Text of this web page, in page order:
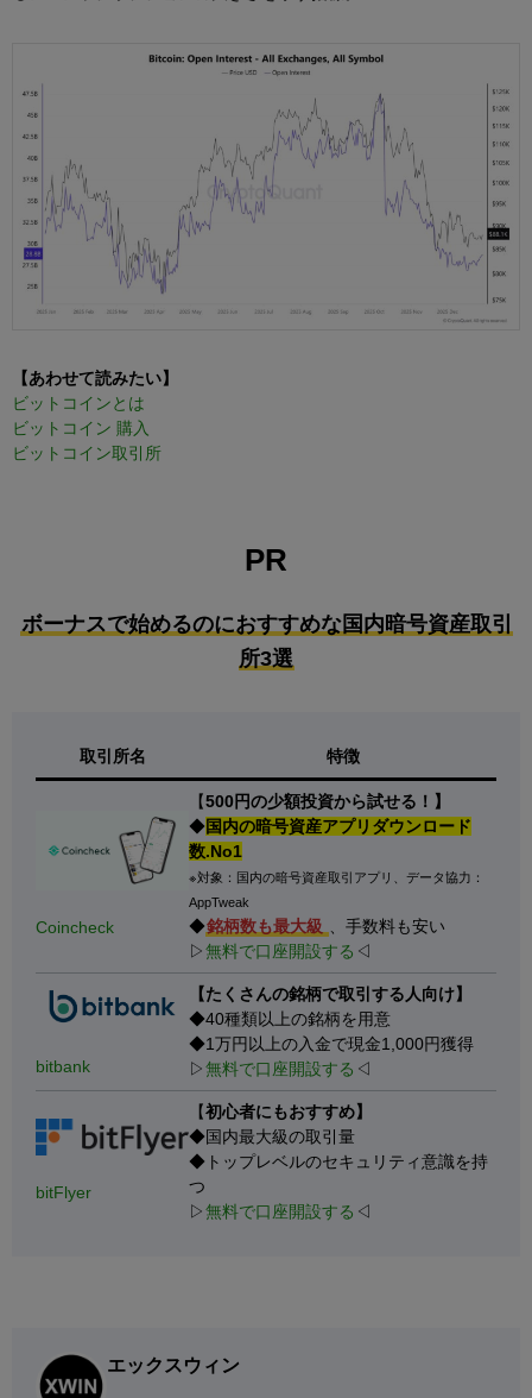
【あわせて読みたい】
ビットコインとは
ビットコイン 購入
ビットコイン取引所
PR
ボーナスで始めるのにおすすめな国内暗号資産取引
所3選
取引所名 特徴
Coincheck
【500円の少額投資から試せる！】
◆国内の暗号資産アプリダウンロード
数.No1
※対象：国内の暗号資産取引アプリ、データ協力：
AppTweak
◆銘柄数も最大級
、手数料も安い
▷無料で口座開設する ◁
bitbank
【たくさんの銘柄で取引する人向け】
◆40種類以上の銘柄を用意
◆1万円以上の入金で現金1,000円獲得
▷無料で口座開設する ◁
bitFlyer
【初心者にもおすすめ】
◆国内最大級の取引量
◆トップレベルのセキュリティ意識を持
つ
▷無料で口座開設する ◁
エックスウィン